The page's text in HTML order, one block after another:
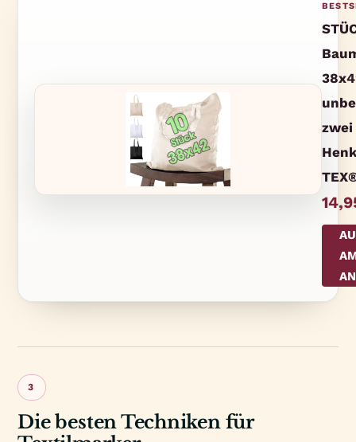
zwei
3
Die besten Techniken für